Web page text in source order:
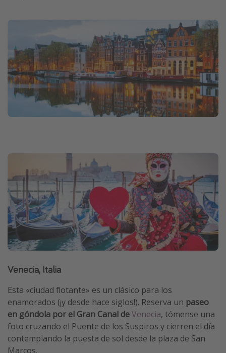
Venecia, Italia
Esta «ciudad flotante» es un clásico para los
enamorados (¡y desde hace siglos!). Reserva un paseo
en góndola por el Gran Canal deVenecia, tómense una
foto cruzando el Puente de los Suspiros y cierren el día
contemplando la puesta de sol desde la plaza de San
Marcos.